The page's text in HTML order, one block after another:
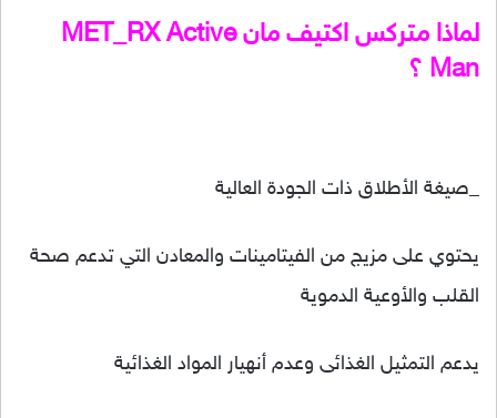
لماذا متركس اكتيف مان MET_RX Active
Man ؟
_صيغة الأطلاق ذات الجودة العالية
يحتوي على مزيج من الفيتامينات والمعادن التي تدعم صحة
القلب والأوعية الدموية
يدعم التمثيل الغذائى وعدم أنهيار المواد الغذائية